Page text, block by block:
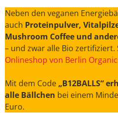
Neben den veganen
auch Proteinpulver,
Mushroom Coffee und
– und zwar alle Bio
Onlineshop von Berlin
Mit dem Code „B12BALLS“
alle Bällchen bei einem
Euro.